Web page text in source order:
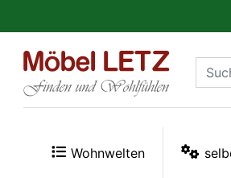
Wohnwelten
Kundenmeinungen
PREMIUM